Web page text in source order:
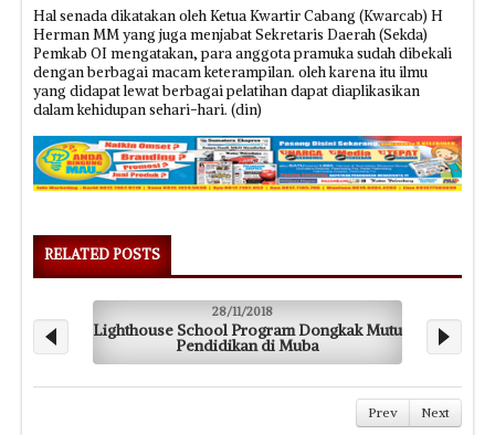
Hal senada dikatakan oleh Ketua Kwartir Cabang (Kwarcab) H
Herman MM yang juga menjabat Sekretaris Daerah (Sekda)
Pemkab OI mengatakan, para anggota pramuka sudah dibekali
dengan berbagai macam keterampilan. oleh karena itu ilmu
yang didapat lewat berbagai pelatihan dapat diaplikasikan
dalam kehidupan sehari-hari. (din)
RELATED POSTS
28/11/2018
Lighthouse School Program Dongkak Mutu
Pendidikan di Muba
Prev Next